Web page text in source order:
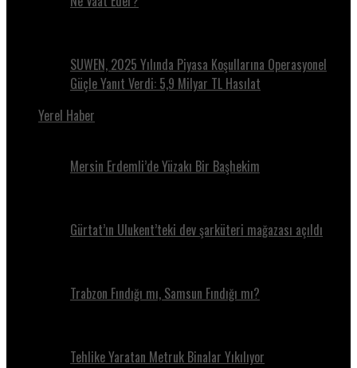
SUWEN, 2025 Yılında Piyasa Koşullarına Operasyonel
Güçle Yanıt Verdi: 5,9 Milyar TL Hasılat
Yerel Haber
Mersin Erdemli’de Yüzakı Bir Başhekim
Gürtat’ın Ulukent’teki dev şarküteri mağazası açıldı
Trabzon Fındığı mı, Samsun Fındığı mı?
Tehlike Yaratan Metruk Binalar Yıkılıyor